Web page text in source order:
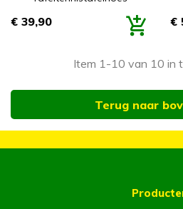
Prijs
€ 39,90 €
Item 1-10 van 10 in
Terug naar